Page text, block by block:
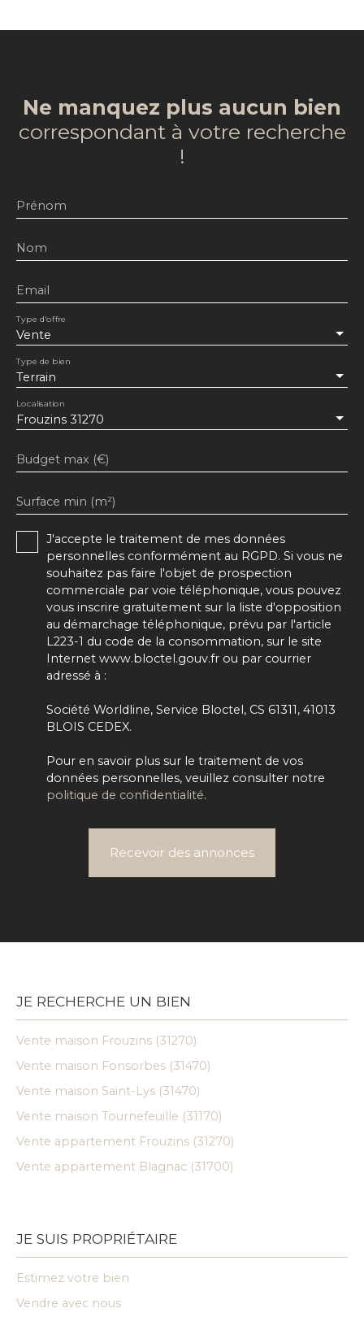
Ne manquez plus aucun bien
correspondant à votre recherche
!
Prénom
Nom
Email
Vente
Type d'offre
Terrain
Type de bien
Frouzins 31270
Localisation
Budget max (€)
Surface min (m²)
J'accepte le traitement de mes données
personnelles conformément au RGPD. Si vous ne
souhaitez pas faire l'objet de prospection
commerciale par voie téléphonique, vous pouvez
vous inscrire gratuitement sur la liste d'opposition
au démarchage téléphonique, prévu par l'article
L223-1 du code de la consommation, sur le site
Internet www.bloctel.gouv.fr ou par courrier
adressé à :
Société Worldline, Service Bloctel, CS 61311, 41013
BLOIS CEDEX.
Pour en savoir plus sur le traitement de vos
données personnelles, veuillez consulter notre
politique de confidentialité.
Recevoir des annonces
JE RECHERCHE UN BIEN
Vente maison Frouzins (31270)
Vente maison Fonsorbes (31470)
Vente maison Saint-Lys (31470)
Vente maison Tournefeuille (31170)
Vente appartement Frouzins (31270)
Vente appartement Blagnac (31700)
JE SUIS PROPRIÉTAIRE
Estimez votre bien
Vendre avec nous